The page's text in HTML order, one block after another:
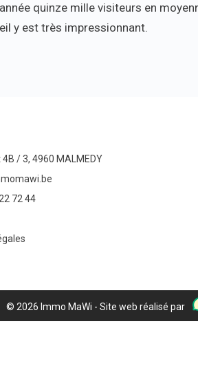
quinze mille visiteurs en
y est très impressionnant.
/ 3, 4960 MALMEDY
72 44
© 2026 Immo MaWi - Site web réalisé par